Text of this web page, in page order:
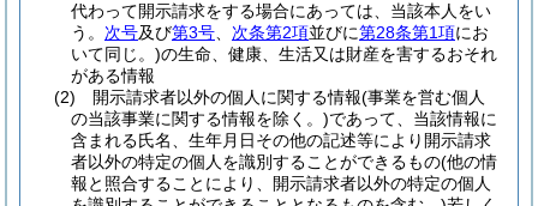
代わって開示請求をする場合にあっては、当該本人をい
う。 次号及び第3号 次条第2項並びに第28条第1項にお
いて同じ。)の生命、健康、生活又は財産を害するおそれ
がある情報
(2)
開示請求者以外の個人に関する情報(事業を営む個人
の当該事業に関する情報を除く。)であって、当該情報に
含まれる氏名、生年月日その他の記述等により開示請求
者以外の特定の個人を識別することができるもの(他の情
報と照合することにより、開示請求者以外の特定の個人